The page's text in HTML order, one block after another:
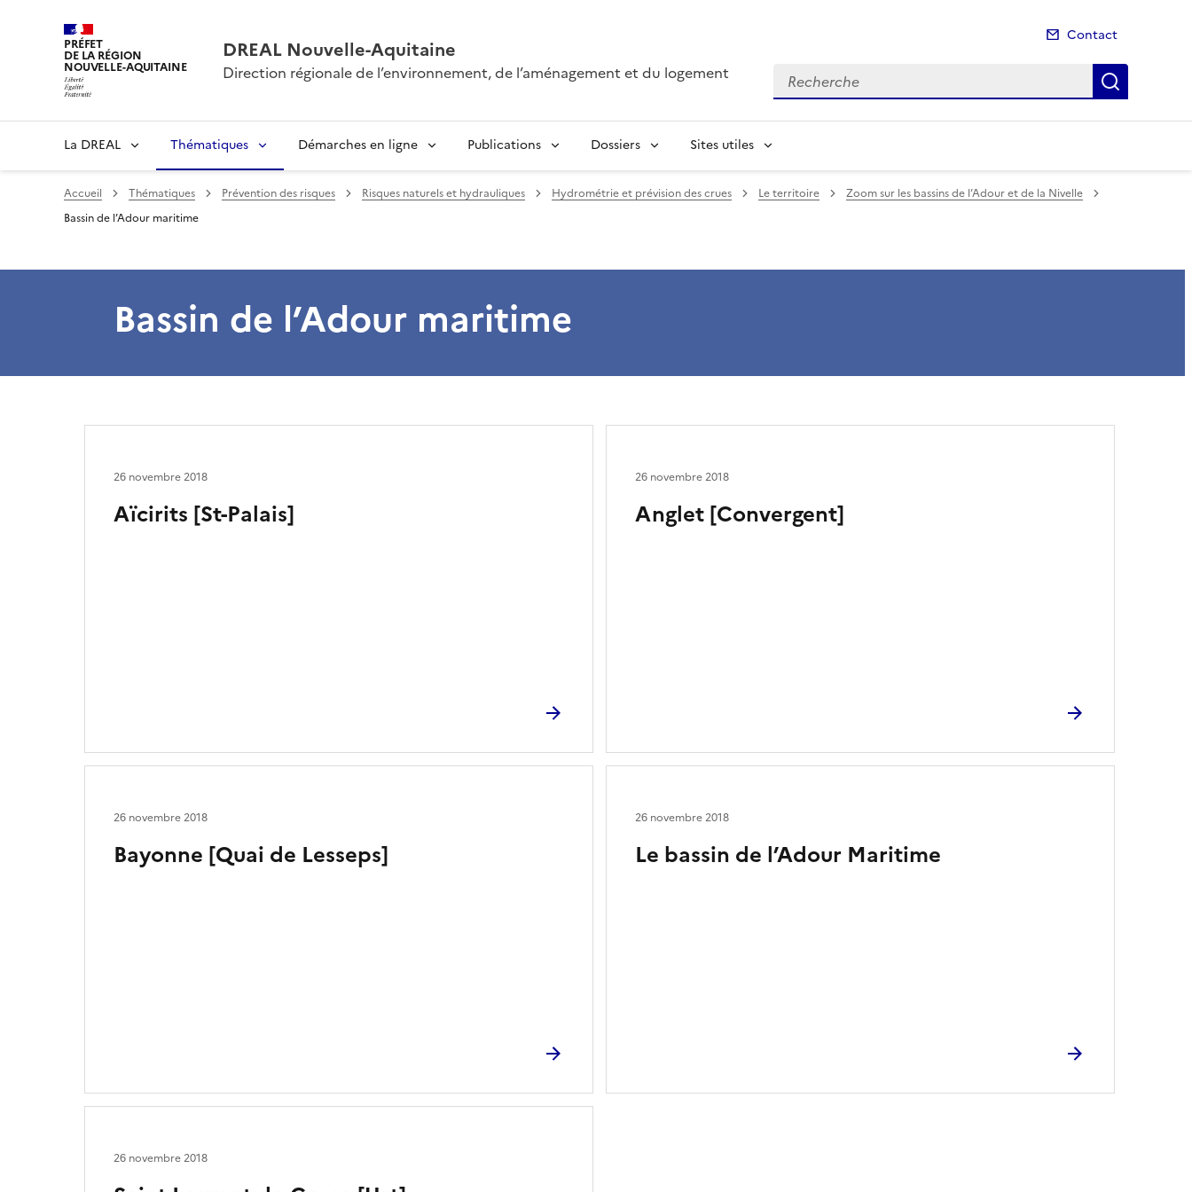
PRÉFET
DE LA RÉGION
NOUVELLE-AQUITAINE
DREAL Nouvelle-Aquitaine
Direction régionale de l’environnement, de l’aménagement et du logement
Contact
Recherche
La DREAL Thématiques Démarches en ligne Publications Dossiers Sites utiles
Accueil Thématiques Prévention des risques Risques naturels et hydrauliques Hydrométrie et prévision des crues Le territoire
Zoom sur les bassins de l’Adour et de la Nivelle
Bassin de l’Adour maritime
Bassin de l’Adour maritime
Aïcirits [St-Palais]
26 novembre 2018
Anglet [Convergent]
26 novembre 2018
Bayonne [Quai de Lesseps]
26 novembre 2018
Le bassin de l’Adour Maritime
26 novembre 2018
26 novembre 2018